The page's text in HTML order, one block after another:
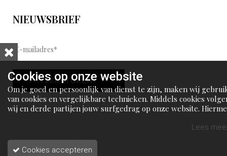
NIEUWSBRIEF
E
-
m
a
i
l
d
VERSTUREN
Cookies op onze website
Om je goed en persoonlijk van dienst te zijn, maken wij
van cookies en vergelijkbare technieken. Middels cookies
wij en derde partijen jouw surfgedrag op onze website.
Lees
Cookies accepteren